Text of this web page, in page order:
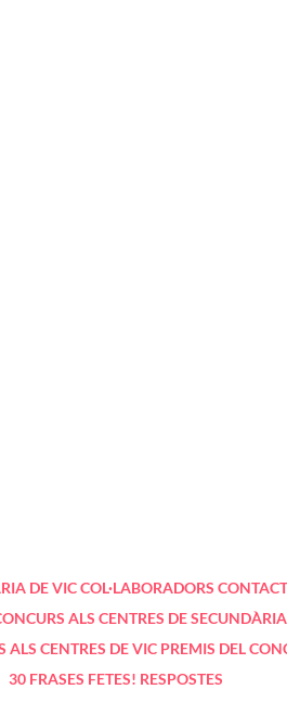
DE VIC COL·LABORADORS
ALS CENTRES DE
ALS CENTRES DE VIC PREMIS DEL
30 FRASES FETES! RESPOSTES